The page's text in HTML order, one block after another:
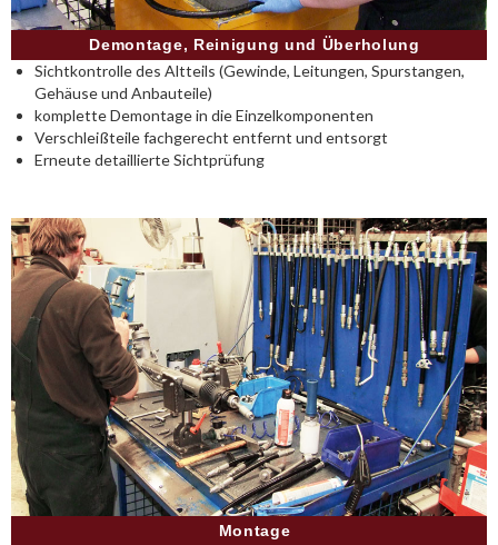
Demontage, Reinigung und Überholung
Sichtkontrolle des Altteils (Gewinde, Leitungen, Spurstangen,
Gehäuse und Anbauteile)
komplette Demontage in die Einzelkomponenten
Verschleißteile fachgerecht entfernt und entsorgt
Erneute detaillierte Sichtprüfung
Montage